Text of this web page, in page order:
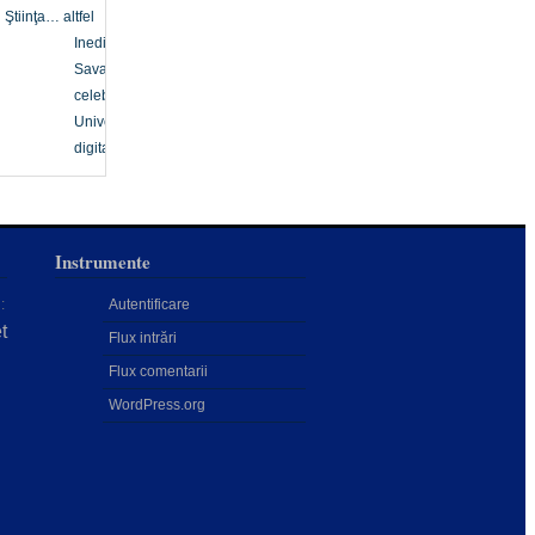
Ştiinţa… altfel
Inedit
Savanți
celebri
Univers
digital
:
Instrumente
Autentificare
Flux intrări
Flux comentarii
WordPress.org